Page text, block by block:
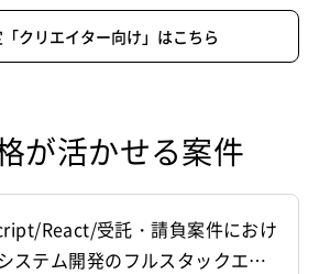
クリエイター向け」はこちら
が活かせる案件
React/受託・請負案件におけ
ステム開発のフルスタックエン